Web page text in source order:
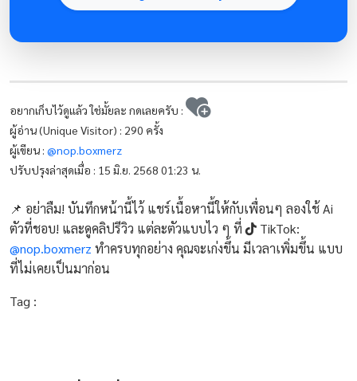
อยากเก็บไว้ดูแล้ว ใช่มั้ยละ กดเลยครับ :
ผู้อ่าน (Unique Visitor) : 290 ครั้ง
ผู้เขียน : @nop.boxmerz
ปรับปรุงล่าสุดเมื่อ : 15 มิ.ย. 2568 01:23 น.
📌 อย่าลืม! บันทึกหน้านี้ไว้ แชร์เนื้อหานี้ให้กับเพื่อนๆ ลองใช้ Ai
ตัวที่ชอบ! และดูคลิปรีวิว แต่ละตัวแบบไว ๆ ที่
TikTok:
@nop.boxmerz ทำครบทุกอย่าง คุณจะเก่งขึ้น มีเวลาเพิ่มขึ้น แบบ
ที่ไม่เคยเป็นมาก่อน
Tag :